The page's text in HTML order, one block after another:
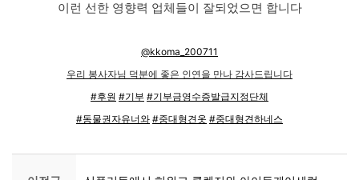
이런 선한 영향력 업체들이 잘되었으면 합니다
@kkoma_200711
우리 봉사자님 덕분에 좋은 인연을 만나 감사드립니다
#후원 #기부 #기부금영수증발급지정단체
#동물권자유너와 #중대형견옷 #중대형견하네스